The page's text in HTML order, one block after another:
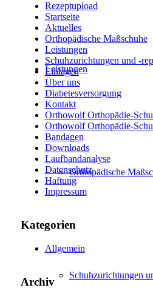
Leistungen
Orthopädische
Schuhzurichtungen
Rezeptupload
Startseite
Aktuelles
Orthopädische Maßschuhe
Leistungen
Schuhzurichtungen und -
Einlagen
Über uns
Diabetesversorgung
Kontakt
Orthowolf Orthopädie-
Orthowolf Orthopädie-
Bandagen
Downloads
Laufbandanalyse
Datenschutz
Haftung
Impressum
Kategorien
Allgemein
Archiv